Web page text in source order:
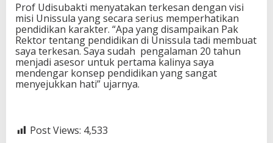
Prof Udisubakti menyatakan terkesan dengan visi
misi Unissula yang secara serius memperhatikan
pendidikan karakter. “Apa yang disampaikan Pak
Rektor tentang pendidikan di Unissula tadi membuat
saya terkesan. Saya sudah pengalaman 20 tahun
menjadi asesor untuk pertama kalinya saya
mendengar konsep pendidikan yang sangat
menyejukkan hati” ujarnya.
Post Views: 4,533